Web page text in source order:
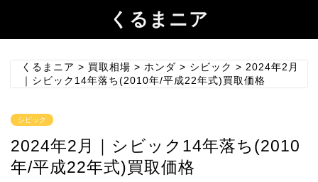
くるまニア
くるまニア > 買取相場 > ホンダ > シビック > 2024年2月
｜シビック14年落ち(2010年/平成22年式)買取価格
シビック
2024年2月｜シビック14年落ち(2010
年/平成22年式)買取価格